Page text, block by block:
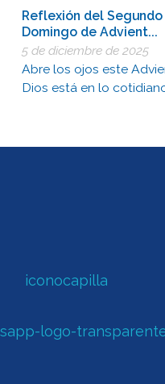
Reflexión del Segundo
Domingo de Advient...
5 de diciembre de 2025
Abre los ojos este
Dios está en lo